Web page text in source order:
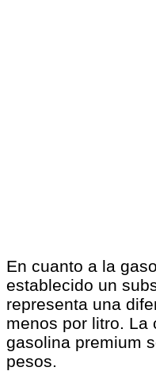
En cuanto a la
establecido un
representa una
menos por litro. La
gasolina premium
pesos.